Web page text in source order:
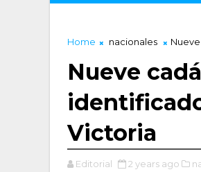
Home nacionales
Nueve
Victoria
Editorial 2 years ago